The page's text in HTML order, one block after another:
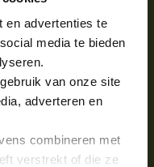
en advertenties te
media te bieden
van onze site
adverteren en
combineren met
verstrekt of die ze